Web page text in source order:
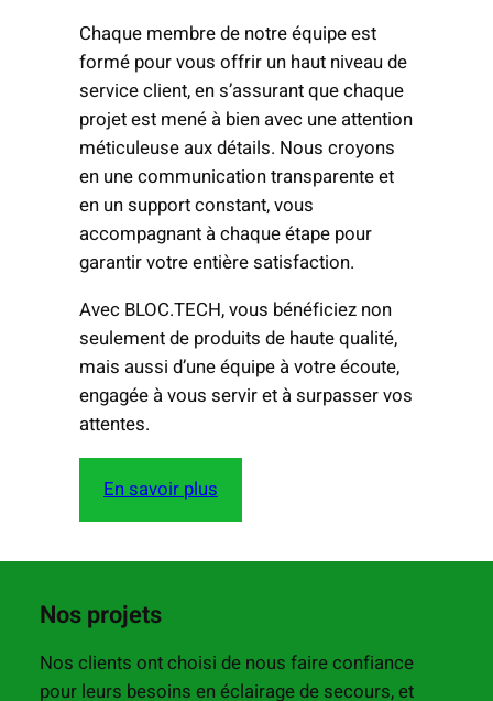
Chaque membre de notre équipe est
formé pour vous offrir un haut niveau de
service client, en s’assurant que chaque
projet est mené à bien avec une attention
méticuleuse aux détails. Nous croyons
en une communication transparente et
en un support constant, vous
accompagnant à chaque étape pour
garantir votre entière satisfaction.
Avec BLOC.TECH, vous bénéficiez non
seulement de produits de haute qualité,
mais aussi d’une équipe à votre écoute,
engagée à vous servir et à surpasser vos
attentes.
En savoir plus
Nos projets
Nos clients ont choisi de nous faire confiance
pour leurs besoins en éclairage de secours, et